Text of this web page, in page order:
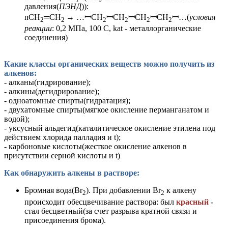
давления(ПЭНД)):
nCH2═CH2 → …ꟷCH2ꟷCH2ꟷCH2ꟷCH2ꟷ…(условия
реакции: 0,2 МПа, 100 С, kat - металлорганические
соединения)
Какие классы органических веществ можно получить из
алкенов:
- алканы(гидрирование);
- алкины(дегидрирование);
- одноатомные спирты(гидратация);
- двухатомные спирты(мягкое окисление перманганатом и
водой);
- уксусный альдегид(каталитическое окисление этилена под
действием хлорида палладия и t);
- карбоновые кислоты(жесткое окисление алкенов в
присутствии серной кислоты и t)
Как обнаружить алкены в растворе:
Бромная вода(Br2). При добавлении Br2 к алкену
происходит обесцвечивание раствора: был красный -
стал бесцветный(за счет разрыва кратной связи и
присоединения брома).